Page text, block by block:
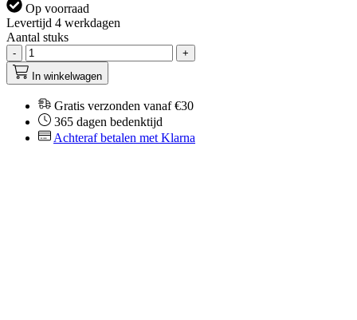
Op voorraad
Levertijd 4 werkdagen
Aantal stuks
-
+
In winkelwagen
Gratis verzonden vanaf €30
365 dagen bedenktijd
Achteraf betalen met Klarna